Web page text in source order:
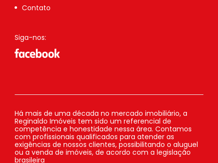
Contato
Siga-nos:
Há mais de uma década no mercado imobiliário, a
Reginaldo Imóveis tem sido um referencial de
competência e honestidade nessa área. Contamos
com profissionais qualificados para atender as
exigências de nossos clientes, possibilitando o aluguel
ou a venda de imóveis, de acordo com a legislação
brasileira